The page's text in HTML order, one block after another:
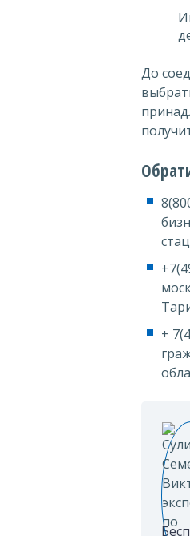
До
+